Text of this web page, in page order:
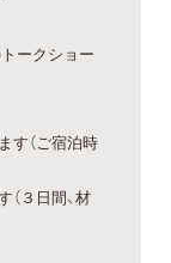
ークショー
す（ご宿泊時
３日間、材